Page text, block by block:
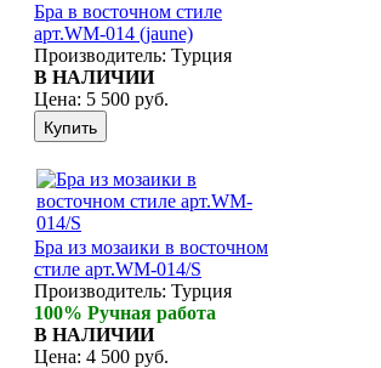
Бра в восточном стиле
арт.WM-014 (jaune)
Производитель: Турция
В НАЛИЧИИ
Цена: 5 500 руб.
Бра из мозаики в восточном
стиле арт.WM-014/S
Производитель: Турция
100% Ручная работа
В НАЛИЧИИ
Цена: 4 500 руб.